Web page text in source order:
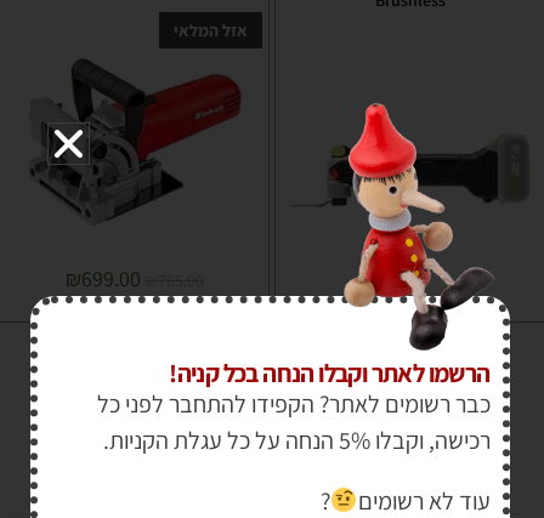
₪749.00
אזל המלאי
₪699.00
מולטיטול, לחצן לשחרור מהיר
Einhell TE-MG 300 EQ
547.00
הרשמו לאתר וקבלו הנחה בכל קניה!
כבר רשומים לאתר? הקפידו להתחבר לפני כל
רכישה, וקבלו 5% הנחה על כל עגלת הקניות.
עוד לא רשומים
?